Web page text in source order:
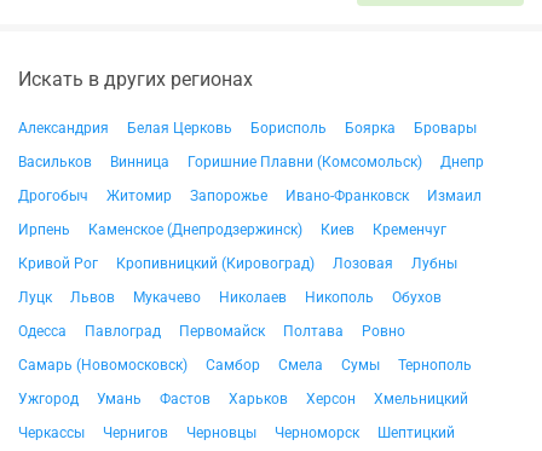
Искать в других регионах
Александрия Белая Церковь Борисполь Боярка
Бровары
Васильков
Винница Горишние Плавни (Комсомольск)
Днепр
Дрогобыч
Житомир Запорожье Ивано-Франковск
Измаил
Ирпень
Каменское (Днепродзержинск) Киев
Кременчуг
Кривой Рог
Кропивницкий (Кировоград) Лозовая
Лубны
Луцк
Львов Мукачево Николаев Никополь
Обухов
Одесса
Павлоград Первомайск Полтава
Ровно
Самарь (Новомосковск)
Самбор Смела Сумы
Тернополь
Ужгород
Умань Фастов Харьков Херсон
Хмельницкий
Черкассы
Чернигов Черновцы Черноморск Шептицкий